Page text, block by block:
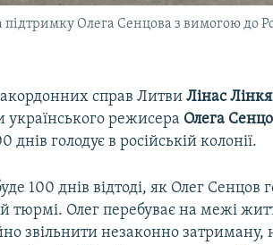
підтримку Олега Сенцова з вимогою до
справ ЛитвиЛінас
українського режисера Олега
днів голодує в російській колонії.
100 днів відтоді, як Олег Сенцов
тюрмі. Олег перебуває на межі
звільнити незаконно